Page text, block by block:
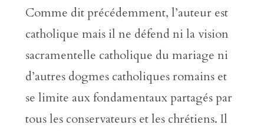
Comme dit précédemment, l’auteur est
catholique mais il ne défend ni la vision
sacramentelle catholique du mariage ni
d’autres dogmes catholiques romains et
se limite aux fondamentaux partagés par
tous les conservateurs et les chrétiens. Il